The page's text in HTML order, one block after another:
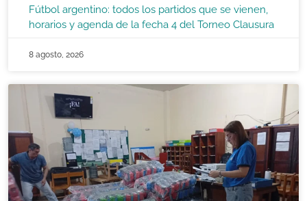
Fútbol argentino: todos los partidos que se vienen,
horarios y agenda de la fecha 4 del Torneo Clausura
8 agosto, 2026